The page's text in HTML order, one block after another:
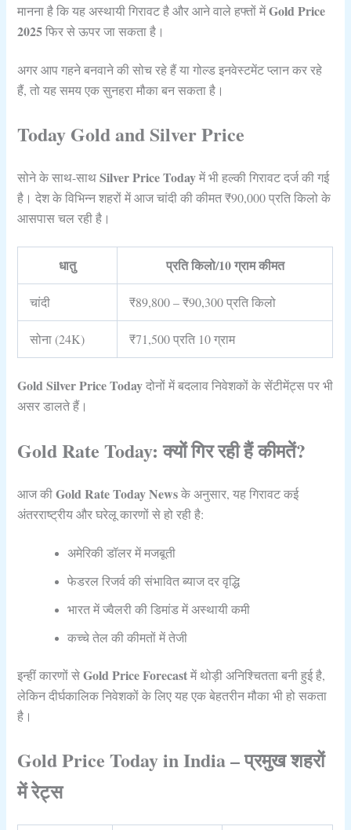
मानना है कि यह अस्थायी गिरावट है और आने वाले हफ्तों मेंGold Price
2025फिर से ऊपर जा सकता है।
अगर आप गहने बनवाने की सोच रहे हैं या गोल्ड इनवेस्टमेंट प्लान कर रहे
हैं, तो यह समय एक सुनहरा मौका बन सकता है।
Today Gold and Silver Price
सोने के साथ-साथSilver Price Todayमें भी हल्की गिरावट दर्ज की गई
है। देश के विभिन्न शहरों में आज चांदी की कीमत ₹90,000 प्रति किलो के
आसपास चल रही है।
धातु प्रति किलो/10 ग्राम कीमत
चांदी ₹89,800 – ₹90,300 प्रति किलो
सोना (24K) ₹71,500 प्रति 10 ग्राम
Gold Silver Price Todayदोनों में बदलाव निवेशकों के सेंटीमेंट्स पर भी
असर डालते हैं।
Gold Rate Today: क्यों गिर रही हैं कीमतें?
आज कीGold Rate Today Newsके अनुसार, यह गिरावट कई
अंतरराष्ट्रीय और घरेलू कारणों से हो रही है:
अमेरिकी डॉलर में मजबूती
फेडरल रिजर्व की संभावित ब्याज दर वृद्धि
भारत में ज्वैलरी की डिमांड में अस्थायी कमी
कच्चे तेल की कीमतों में तेजी
इन्हीं कारणों सेGold Price Forecastमें थोड़ी अनिश्चितता बनी हुई है,
लेकिन दीर्घकालिक निवेशकों के लिए यह एक बेहतरीन मौका भी हो सकता
है।
Gold Price Today in India – प्रमुख शहरों
में रेट्स